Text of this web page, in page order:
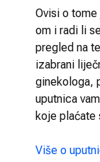
Ovisi o
om i radi li
pregled na
izabrani
ginekologa,
uputnica
koje plaćate
Više o